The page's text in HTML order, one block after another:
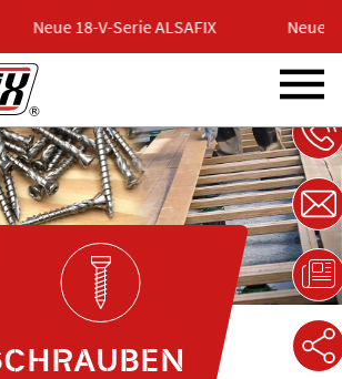
Neue 18-V-Serie ALSAFIX Neue 18-